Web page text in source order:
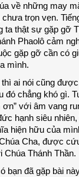
về những may
chưa trọn vẹn.
ta thật sự gặp gỡ
Phaolô cảm
gặp gỡ cần có
mình.
ai nói cũng
đó chẳng khó gì.
ơn” với âm vang
hạnh siêu
hiện hữu của
Cha, được
Thánh Thần.
bạn đã gặp bài